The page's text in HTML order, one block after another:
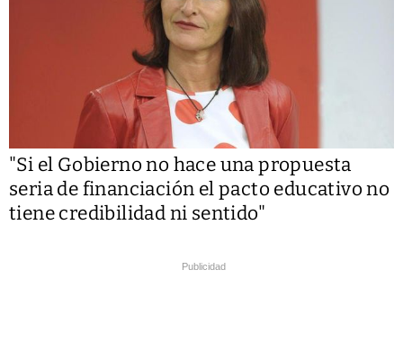
"Si el Gobierno no hace una propuesta
seria de financiación el pacto educativo no
tiene credibilidad ni sentido"
Publicidad